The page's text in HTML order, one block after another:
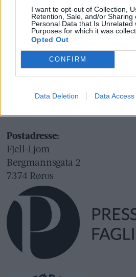
I want to opt-out of Collection,
Retention, Sale, and/or Sharing
Personal Data that Is Unrelated
Purposes for which it was
Opted Out
CONFIRM
Data Deletion Data Access
Utgiver:
Fjell-Ljom AS
Besøksadresse:
Bergmannsgata 2
Postadresse:
Fjell-Ljom
Bergmannsgata 2
7374 Røros